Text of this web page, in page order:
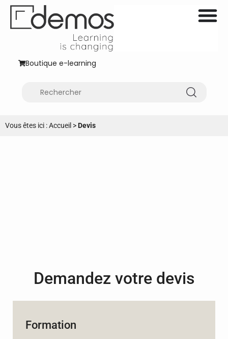
Boutique e-learning
Vous êtes ici :Accueil >Devis
Demandez votre devis
Formation